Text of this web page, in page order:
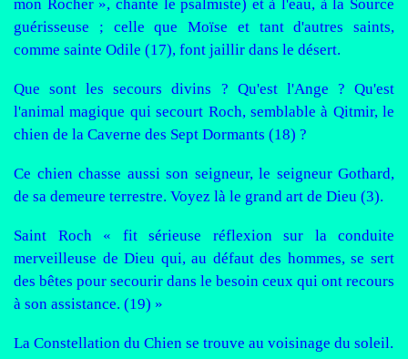
mon Rocher », chante le psalmiste) et à l'eau, à la Source
guérisseuse ; celle que Moïse et tant d'autres saints,
comme sainte Odile (17), font jaillir dans le désert.
Que sont les secours divins ? Qu'est l'Ange ? Qu'est
l'animal magique qui secourt Roch, semblable à Qitmir, le
chien de la Caverne des Sept Dormants (18) ?
Ce chien chasse aussi son seigneur, le seigneur Gothard,
de sa demeure terrestre. Voyez là le grand art de Dieu (3).
Saint Roch « fit sérieuse réflexion sur la conduite
merveilleuse de Dieu qui, au défaut des hommes, se sert
des bêtes pour secourir dans le besoin ceux qui ont recours
à son assistance. (19) »
La Constellation du Chien se trouve au voisinage du soleil.